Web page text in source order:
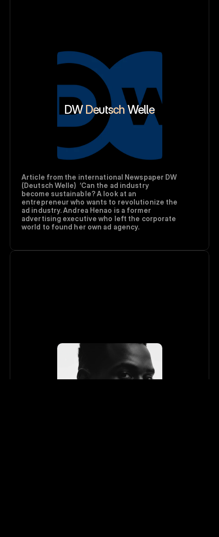
DW Deutsch Welle
Article from the international Newspaper DW
(Deutsch Welle)  ‘Can the ad industry
become sustainable? A look at an
entrepreneur who wants to revolutionize the
ad industry. Andrea Henao is a former
advertising executive who left the corporate
world to found her own ad agency.